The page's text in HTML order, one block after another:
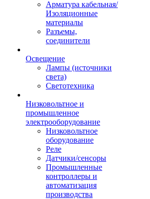
Арматура кабельная/
Изоляционные
материалы
Разъемы,
соединители
Освещение
Лампы (источники
света)
Светотехника
Низковольтное и
промышленное
электрооборудование
Низковольтное
оборудование
Реле
Датчики/сенсоры
Промышленные
контроллеры и
автоматизация
производства